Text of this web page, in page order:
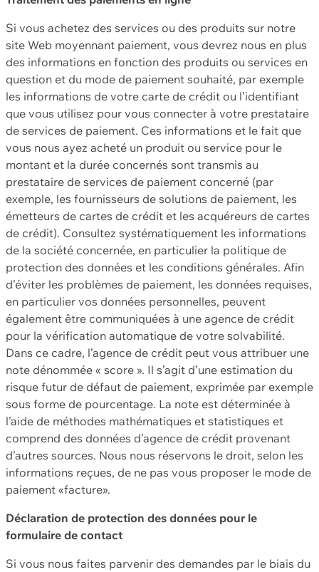
Si vous achetez des services ou des produits sur notre
site Web moyennant paiement, vous devrez nous en plus
des informations en fonction des produits ou services en
question et du mode de paiement souhaité, par exemple
les informations de votre carte de crédit ou l’identifiant
que vous utilisez pour vous connecter à votre prestataire
de services de paiement. Ces informations et le fait que
vous nous ayez acheté un produit ou service pour le
montant et la durée concernés sont transmis au
prestataire de services de paiement concerné (par
exemple, les fournisseurs de solutions de paiement, les
émetteurs de cartes de crédit et les acquéreurs de cartes
de crédit). Consultez systématiquement les informations
de la société concernée, en particulier la politique de
protection des données et les conditions générales. Afin
d’éviter les problèmes de paiement, les données requises,
en particulier vos données personnelles, peuvent
également être communiquées à une agence de crédit
pour la vérification automatique de votre solvabilité.
Dans ce cadre, l’agence de crédit peut vous attribuer une
note dénommée « score ». Il s’agit d’une estimation du
risque futur de défaut de paiement, exprimée par exemple
sous forme de pourcentage. La note est déterminée à
l’aide de méthodes mathématiques et statistiques et
comprend des données d’agence de crédit provenant
d’autres sources. Nous nous réservons le droit, selon les
informations reçues, de ne pas vous proposer le mode de
paiement «facture».
Déclaration de protection des données pour le
formulaire de contact
Si vous nous faites parvenir des demandes par le biais du